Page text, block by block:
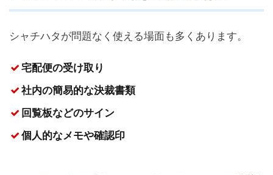
シャチハタが問題なく使える場面も多くあります。
宅配便の受け取り
社内の簡易的な決裁書類
回覧板などのサイン
個人的なメモや確認印